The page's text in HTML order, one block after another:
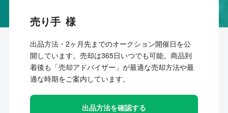
売り手
出品方法・2ヶ月先までのオークション開催日を公
開しています。売却は365日いつでも可能。商品到
着後も「売却アドバイザー」が最適な売却方法や最
適な時期をご案内しています。
出品方法を確認する